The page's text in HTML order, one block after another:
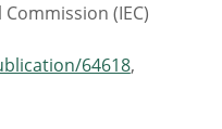
(IEC)
64618,